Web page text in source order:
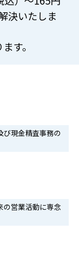
決いたしま
す。
び現金精査事務の
の営業活動に専念